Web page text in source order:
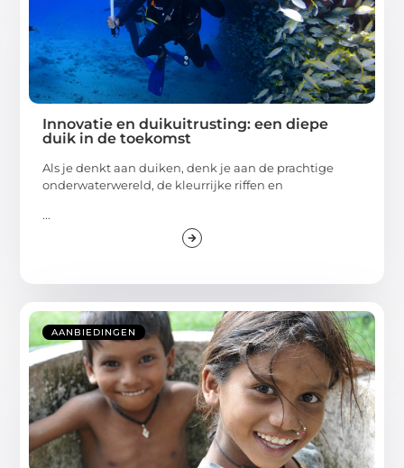
Innovatie en duikuitrusting: een diepe
duik in de toekomst
Als je denkt aan duiken, denk je aan de prachtige
onderwaterwereld, de kleurrijke riffen en
...
AANBIEDINGEN